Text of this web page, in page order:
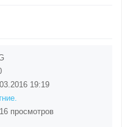
19:19
просмотров